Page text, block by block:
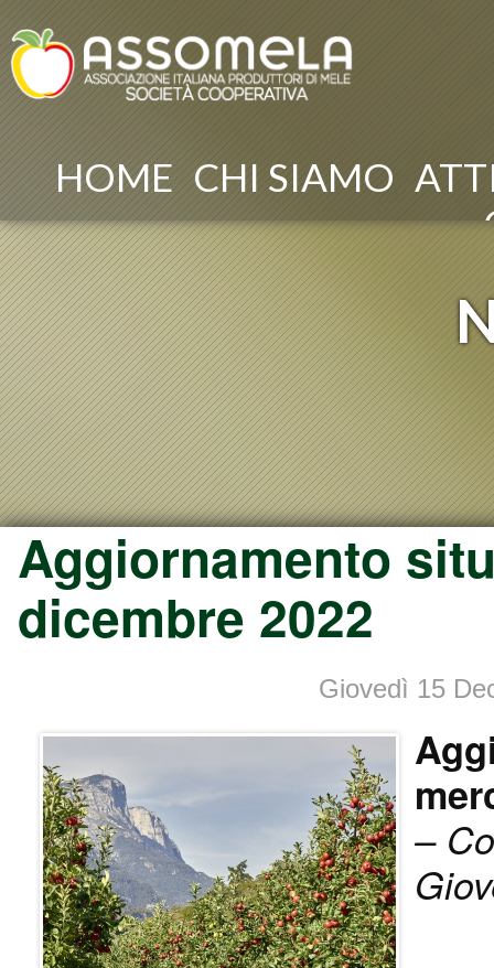
HOME CHI SIAMO
Aggiornamento
dicembre 2022
Giovedì 15
–